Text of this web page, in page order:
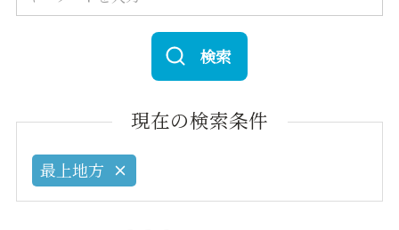
検索
現在の検索条件
最上地方